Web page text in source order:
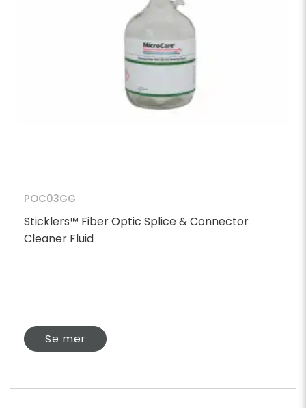
POC03GG
Sticklers™ Fiber Optic Splice & Connector
Cleaner Fluid
Se mer